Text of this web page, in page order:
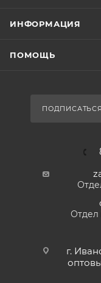
ИНФОРМАЦИЯ
ПОМОЩЬ
Отдел
г.